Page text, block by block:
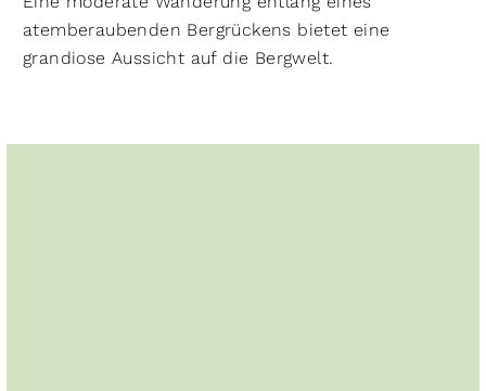
atemberaubenden Bergrückens bietet eine
grandiose Aussicht auf die Bergwelt.